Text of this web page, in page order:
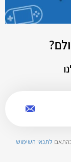
לתנאי השימוש